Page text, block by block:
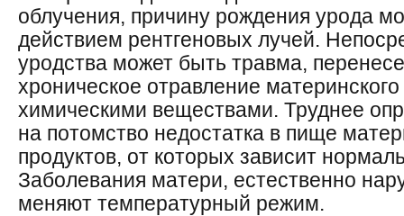
облучения, причину рождения урода
действием рентгеновых лучей.
уродства может быть травма,
хроническое отравление
химическими веществами. Труднее
на потомство недостатка в пище
продуктов, от которых зависит
Заболевания матери, естественно
меняют температурный режим.